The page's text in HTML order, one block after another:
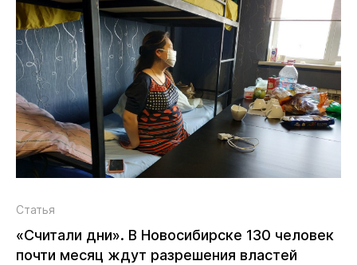
Статья
«Считали дни». В Новосибирске 130 человек
почти месяц ждут разрешения властей